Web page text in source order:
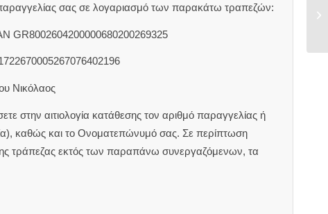
σας σε λογαριασμό των παρακάτω τραπεζών:
GR8002604200000680200269325
Νικόλαος
στην αιτιολογία κατάθεσης τον αριθμό παραγγελίας ή
καθώς και το Ονοματεπώνυμό σας. Σε περίπτωση
τράπεζας εκτός των παραπάνω συνεργαζόμενων, τα